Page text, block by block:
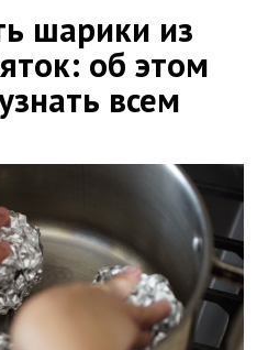
шарики из
об этом
всем